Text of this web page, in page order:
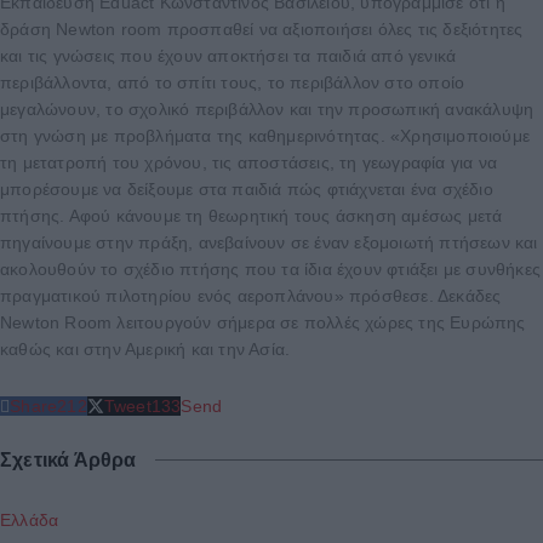
δράση Newton room προσπαθεί να αξιοποιήσει όλες τις δεξιότητες
και τις γνώσεις που έχουν αποκτήσει τα παιδιά από γενικά
περιβάλλοντα, από το σπίτι τους, το περιβάλλον στο οποίο
μεγαλώνουν, το σχολικό περιβάλλον και την προσωπική ανακάλυψη
στη γνώση με προβλήματα της καθημερινότητας. «Χρησιμοποιούμε
τη μετατροπή του χρόνου, τις αποστάσεις, τη γεωγραφία για να
μπορέσουμε να δείξουμε στα παιδιά πώς φτιάχνεται ένα σχέδιο
πτήσης. Αφού κάνουμε τη θεωρητική τους άσκηση αμέσως μετά
πηγαίνουμε στην πράξη, ανεβαίνουν σε έναν εξομοιωτή πτήσεων και
ακολουθούν το σχέδιο πτήσης που τα ίδια έχουν φτιάξει με συνθήκες
πραγματικού πιλοτηρίου ενός αεροπλάνου» πρόσθεσε. Δεκάδες
Newton Room λειτουργούν σήμερα σε πολλές χώρες της Ευρώπης
καθώς και στην Αμερική και την Ασία.
Share212 Tweet133Send
Σχετικά Άρθρα
Ελλάδα